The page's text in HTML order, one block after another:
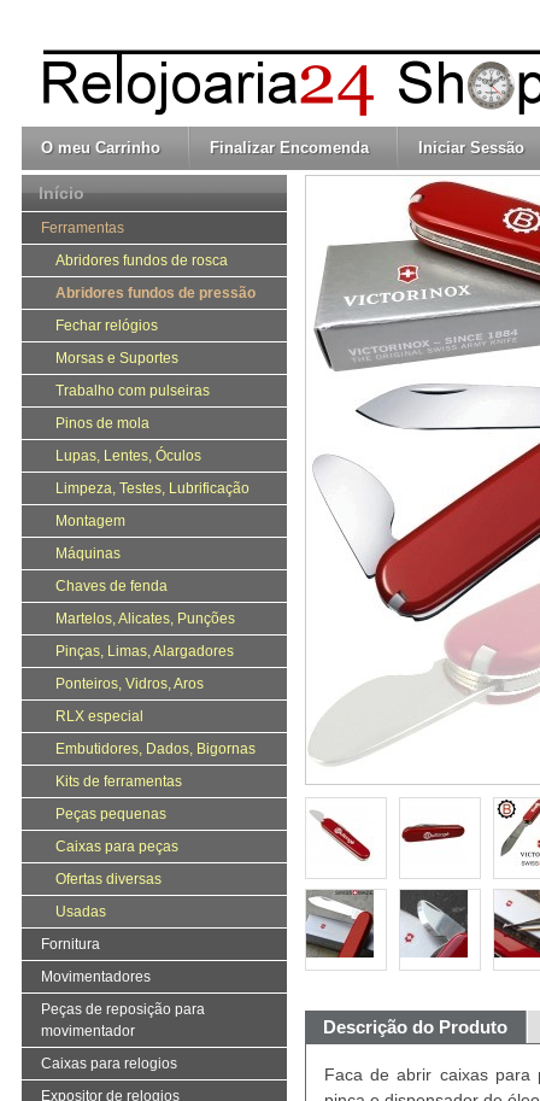
O meu Carrinho Finalizar Encomenda Iniciar Sessão
Descrição do Produto
Faca de abrir caixas para
Início
Ferramentas
Abridores fundos de rosca
Abridores fundos de pressão
Fechar relógios
Morsas e Suportes
Trabalho com pulseiras
Pinos de mola
Lupas, Lentes, Óculos
Limpeza, Testes, Lubrificação
Montagem
Máquinas
Chaves de fenda
Martelos, Alicates, Punções
Pinças, Limas, Alargadores
Ponteiros, Vidros, Aros
RLX especial
Embutidores, Dados, Bigornas
Kits de ferramentas
Peças pequenas
Caixas para peças
Ofertas diversas
Usadas
Fornitura
Movimentadores
Peças de reposição para
movimentador
Caixas para relogios
Expositor de relogios